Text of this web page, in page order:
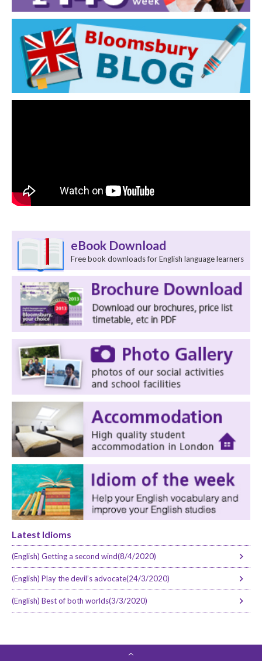
eBook Download
Free book downloads for English language learners
Latest Idioms
(English) Getting a second wind(8/4/2020)
(English) Play the devil’s advocate(24/3/2020)
(English) Best of both worlds(3/3/2020)